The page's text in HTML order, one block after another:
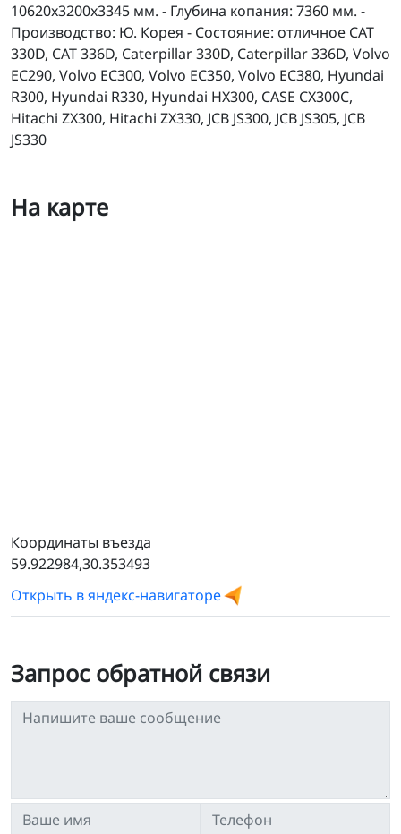
10620x3200x3345 мм. - Глубина копания: 7360 мм. -
Производство: Ю. Корея - Состояние: отличное CAT
330D, CAT 336D, Caterpillar 330D, Caterpillar 336D, Volvo
EC290, Volvo EC300, Volvo EC350, Volvo EC380, Hyundai
R300, Hyundai R330, Hyundai HX300, CASE CX300C,
Hitachi ZX300, Hitachi ZX330, JCB JS300, JCB JS305, JCB
JS330
На карте
Координаты въезда
59.922984,30.353493
Открыть в яндекс-навигаторе
Запрос обратной связи